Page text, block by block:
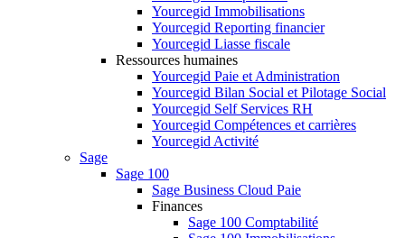
Yourcegid Immobilisations
Yourcegid Reporting financier
Yourcegid Liasse fiscale
Ressources humaines
Yourcegid Paie et Administration
Yourcegid Bilan Social et Pilotage Social
Yourcegid Self Services RH
Yourcegid Compétences et carrières
Yourcegid Activité
Sage
Sage 100
Sage Business Cloud Paie
Finances
Sage 100 Comptabilité